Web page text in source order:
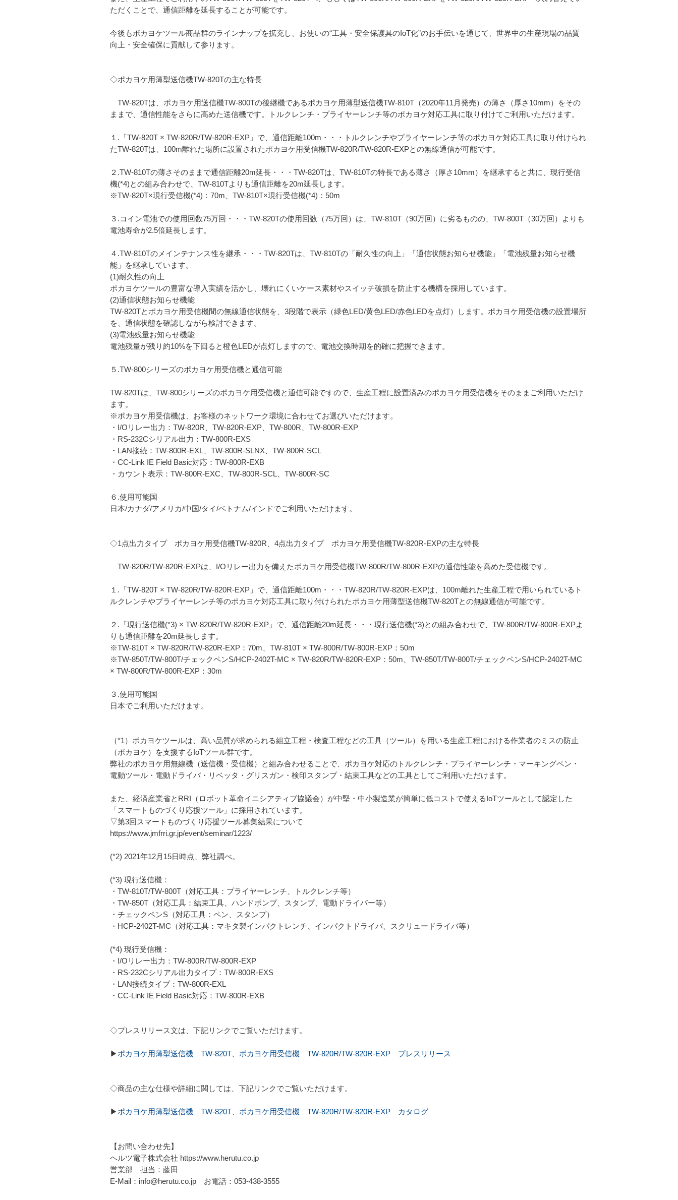
ただくことで、通信距離を延長することが可能です。
今後もポカヨケツール商品群のラインナップを拡充し、お使いの“工具・安全保護具のIoT化”のお手伝いを通じて、世界中の生産現場の品質
向上・安全確保に貢献して参ります。
◇ポカヨケ用薄型送信機TW-820Tの主な特長
TW-820Tは、ポカヨケ用送信機TW-800Tの後継機であるポカヨケ用薄型送信機TW-810T（2020年11月発売）の薄さ（厚さ10mm）をその
ままで、通信性能をさらに高めた送信機です。トルクレンチ・プライヤーレンチ等のポカヨケ対応工具に取り付けてご利用いただけます。
１.「TW-820T × TW-820R/TW-820R-EXP」で、通信距離100m・・・トルクレンチやプライヤーレンチ等のポカヨケ対応工具に取り付けられ
たTW-820Tは、100m離れた場所に設置されたポカヨケ用受信機TW-820R/TW-820R-EXPとの無線通信が可能です。
２.TW-810Tの薄さそのままで通信距離20m延長・・・TW-820Tは、TW-810Tの特長である薄さ（厚さ10mm）を継承すると共に、現行受信
機(*4)との組み合わせで、TW-810Tよりも通信距離を20m延長します。
※TW-820T×現行受信機(*4)：70m、TW-810T×現行受信機(*4)：50m
３.コイン電池での使用回数75万回・・・TW-820Tの使用回数（75万回）は、TW-810T（90万回）に劣るものの、TW-800T（30万回）よりも
電池寿命が2.5倍延長します。
４.TW-810Tのメインテナンス性を継承・・・TW-820Tは、TW-810Tの「耐久性の向上」「通信状態お知らせ機能」「電池残量お知らせ機
能」を継承しています。
(1)耐久性の向上
ポカヨケツールの豊富な導入実績を活かし、壊れにくいケース素材やスイッチ破損を防止する機構を採用しています。
(2)通信状態お知らせ機能
TW-820Tとポカヨケ用受信機間の無線通信状態を、3段階で表示（緑色LED/黄色LED/赤色LEDを点灯）します。ポカヨケ用受信機の設置場所
を、通信状態を確認しながら検討できます。
(3)電池残量お知らせ機能
電池残量が残り約10%を下回ると橙色LEDが点灯しますので、電池交換時期を的確に把握できます。
５.TW-800シリーズのポカヨケ用受信機と通信可能
TW-820Tは、TW-800シリーズのポカヨケ用受信機と通信可能ですので、生産工程に設置済みのポカヨケ用受信機をそのままご利用いただけ
ます。
※ポカヨケ用受信機は、お客様のネットワーク環境に合わせてお選びいただけます。
・I/Oリレー出力：TW-820R、TW-820R-EXP、TW-800R、TW-800R-EXP
・RS-232Cシリアル出力：TW-800R-EXS
・LAN接続：TW-800R-EXL、TW-800R-SLNX、TW-800R-SCL
・CC-Link IE Field Basic対応：TW-800R-EXB
・カウント表示：TW-800R-EXC、TW-800R-SCL、TW-800R-SC
６.使用可能国
日本/カナダ/アメリカ/中国/タイ/ベトナム/インドでご利用いただけます。
◇1点出力タイプ ポカヨケ用受信機TW-820R、4点出力タイプ ポカヨケ用受信機TW-820R-EXPの主な特長
TW-820R/TW-820R-EXPは、I/Oリレー出力を備えたポカヨケ用受信機TW-800R/TW-800R-EXPの通信性能を高めた受信機です。
１.「TW-820T × TW-820R/TW-820R-EXP」で、通信距離100m・・・TW-820R/TW-820R-EXPは、100m離れた生産工程で用いられているト
ルクレンチやプライヤーレンチ等のポカヨケ対応工具に取り付けられたポカヨケ用薄型送信機TW-820Tとの無線通信が可能です。
２.「現行送信機(*3) × TW-820R/TW-820R-EXP」で、通信距離20m延長・・・現行送信機(*3)との組み合わせで、TW-800R/TW-800R-EXPよ
りも通信距離を20m延長します。
※TW-810T × TW-820R/TW-820R-EXP：70m、TW-810T × TW-800R/TW-800R-EXP：50m
※TW-850T/TW-800T/チェックペンS/HCP-2402T-MC × TW-820R/TW-820R-EXP：50m、TW-850T/TW-800T/チェックペンS/HCP-2402T-MC
× TW-800R/TW-800R-EXP：30m
３.使用可能国
日本でご利用いただけます。
（*1）ポカヨケツールは、高い品質が求められる組立工程・検査工程などの工具（ツール）を用いる生産工程における作業者のミスの防止
（ポカヨケ）を支援するIoTツール群です。
弊社のポカヨケ用無線機（送信機・受信機）と組み合わせることで、ポカヨケ対応のトルクレンチ・プライヤーレンチ・マーキングペン・
電動ツール・電動ドライバ・リベッタ・グリスガン・検印スタンプ・結束工具などの工具としてご利用いただけます。
また、経済産業省とRRI（ロボット革命イニシアティブ協議会）が中堅・中小製造業が簡単に低コストで使えるIoTツールとして認定した
「スマートものづくり応援ツール」に採用されています。
▽第3回スマートものづくり応援ツール募集結果について
https://www.jmfrri.gr.jp/event/seminar/1223/
(*2) 2021年12月15日時点、弊社調べ。
(*3) 現行送信機：
・TW-810T/TW-800T（対応工具：プライヤーレンチ、トルクレンチ等）
・TW-850T（対応工具：結束工具、ハンドポンプ、スタンプ、電動ドライバー等）
・チェックペンS（対応工具：ペン、スタンプ）
・HCP-2402T-MC（対応工具：マキタ製インパクトレンチ、インパクトドライバ、スクリュードライバ等）
(*4) 現行受信機：
・I/Oリレー出力：TW-800R/TW-800R-EXP
・RS-232Cシリアル出力タイプ：TW-800R-EXS
・LAN接続タイプ：TW-800R-EXL
・CC-Link IE Field Basic対応：TW-800R-EXB
◇プレスリリース文は、下記リンクでご覧いただけます。
▶ ポカヨケ用薄型送信機 TW-820T、ポカヨケ用受信機 TW-820R/TW-820R-EXP プレスリリース
◇商品の主な仕様や詳細に関しては、下記リンクでご覧いただけます。
▶ ポカヨケ用薄型送信機 TW-820T、ポカヨケ用受信機 TW-820R/TW-820R-EXP カタログ
【お問い合わせ先】
ヘルツ電子株式会社 https://www.herutu.co.jp
営業部 担当：藤田
E-Mail：info@herutu.co.jp お電話：053-438-3555